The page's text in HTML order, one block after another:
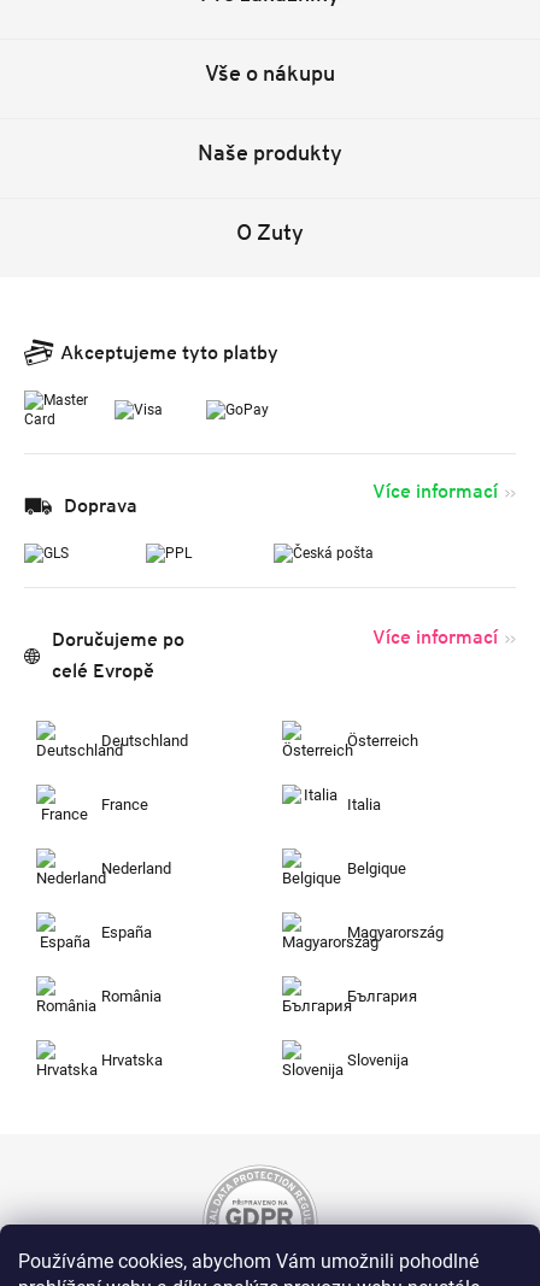
Používáme cookies, abychom Vám umožnili pohodlné
Vše o nákupu
Naše produkty
O Zuty
Akceptujeme tyto platby
Doprava
Více informací
Doručujeme po
celé Evropě
Více informací
Deutschland Österreich
France Italia
Nederland Belgique
España Magyarország
România България
Hrvatska Slovenija